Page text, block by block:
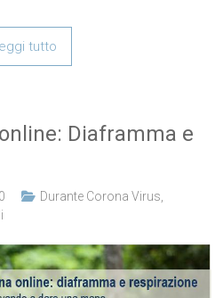
tutto
Diaframma e
Durante Corona Virus,